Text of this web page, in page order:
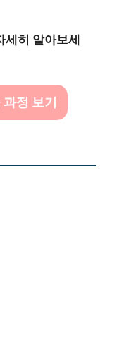
히 알아보세
정 보기